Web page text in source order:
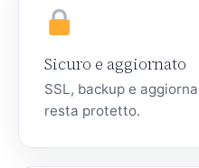
Sicuro e aggiornato
SSL, backup e
resta protetto.